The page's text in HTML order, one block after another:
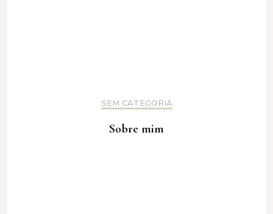
SEM CATEGORIA
Sobre mim